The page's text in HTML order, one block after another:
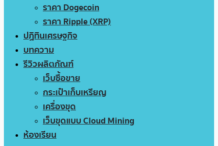
ราคา Dogecoin
ราคา Ripple (XRP)
ปฏิทินเศรษฐกิจ
บทความ
รีวิวผลิตภัณฑ์
เว็บซื้อขาย
กระเป๋าเก็บเหรียญ
เครื่องขุด
เว็บขุดแบบ Cloud Mining
ห้องเรียน